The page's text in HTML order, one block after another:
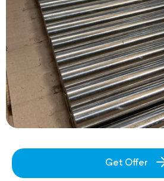
Get Offer